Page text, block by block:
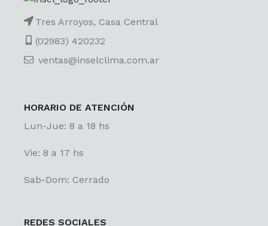
Tres Arroyos, Casa Central
(02983) 420232
ventas@inselclima.com.ar
HORARIO DE ATENCIÓN
Lun-Jue: 8 a 18 hs
Vie: 8 a 17 hs
Sab-Dom: Cerrado
REDES SOCIALES